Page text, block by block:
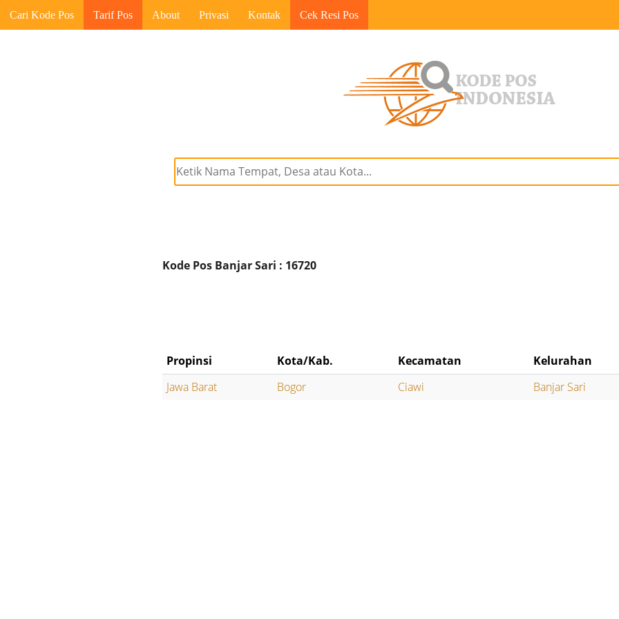
Cari Kode Pos Tarif Pos About Privasi Kontak Cek Resi Pos
Kode Pos Banjar Sari : 16720
Propinsi Kota/Kab. Kecamatan
Kelurahan
Jawa Barat
Bogor Ciawi Banjar Sari